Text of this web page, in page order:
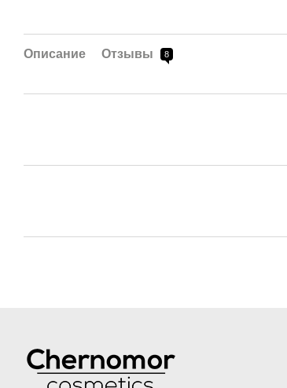
Описание Отзывы 8